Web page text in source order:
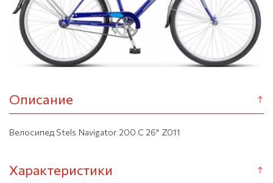
Описание
Велосипед Stels Navigator 200 C 26" Z011
Характеристики